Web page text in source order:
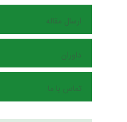
ارسال مقاله
داوران
تماس با ما